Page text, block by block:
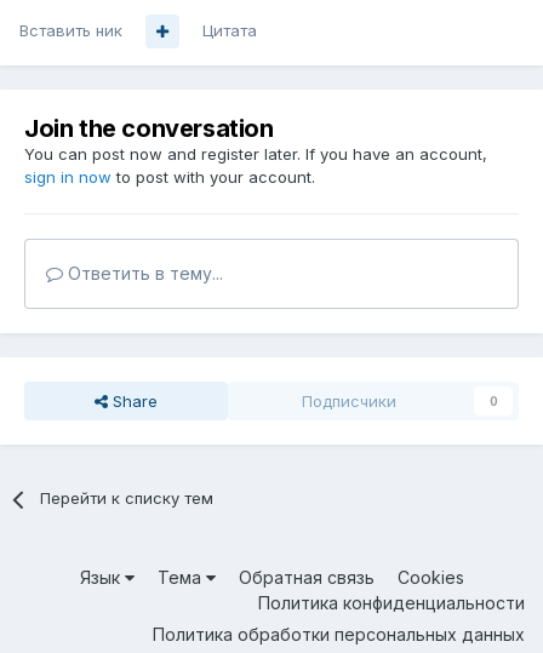
Вставить ник Цитата
Join the conversation
You can post now and register later. If you have an account,
sign in now to post with your account.
Ответить в тему...
Share Подписчики 0
Перейти к списку тем
Язык Тема Обратная связь
Cookies
Политика конфиденциальности
Политика обработки персональных данных